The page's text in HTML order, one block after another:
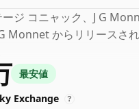
ジ コニャック、J G
Monnet からリリースさ
最安値
Exchange ?